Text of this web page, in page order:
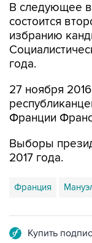
В следующее
состоится
избранию
года.
27 ноября
Франции
Выборы
2017 года.
Франция
Купить